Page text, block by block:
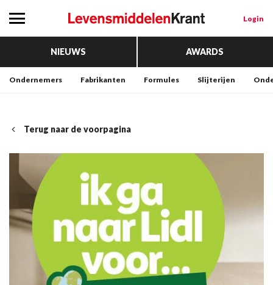
Login
NIEUWS AWARDS
Ondernemers Fabrikanten Formules Slijterijen
Terug naar de voorpagina